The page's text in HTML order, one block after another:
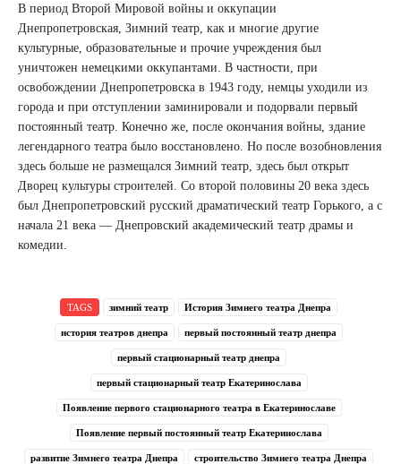
В период Второй Мировой войны и оккупации
Днепропетровская, Зимний театр, как и многие другие
культурные, образовательные и прочие учреждения был
уничтожен немецкими оккупантами. В частности, при
освобождении Днепропетровска в 1943 году, немцы уходили из
города и при отступлении заминировали и подорвали первый
постоянный театр. Конечно же, после окончания войны, здание
легендарного театра было восстановлено. Но после возобновления
здесь больше не размещался Зимний театр, здесь был открыт
Дворец культуры строителей. Со второй половины 20 века здесь
был Днепропетровский русский драматический театр Горького, а с
начала 21 века — Днепровский академический театр драмы и
комедии.
TAGS зимний театр История Зимнего театра Днепра
история театров днепра первый постоянный театр днепра
первый стационарный театр днепра
первый стационарный театр Екатеринослава
Появление первого стационарного театра в Екатеринославе
Появление первый постоянный театр Екатеринослава
развитие Зимнего театра Днепра строительство Зимнего театра Днепра